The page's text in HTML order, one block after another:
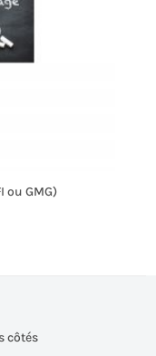
ou GMG)
côtés